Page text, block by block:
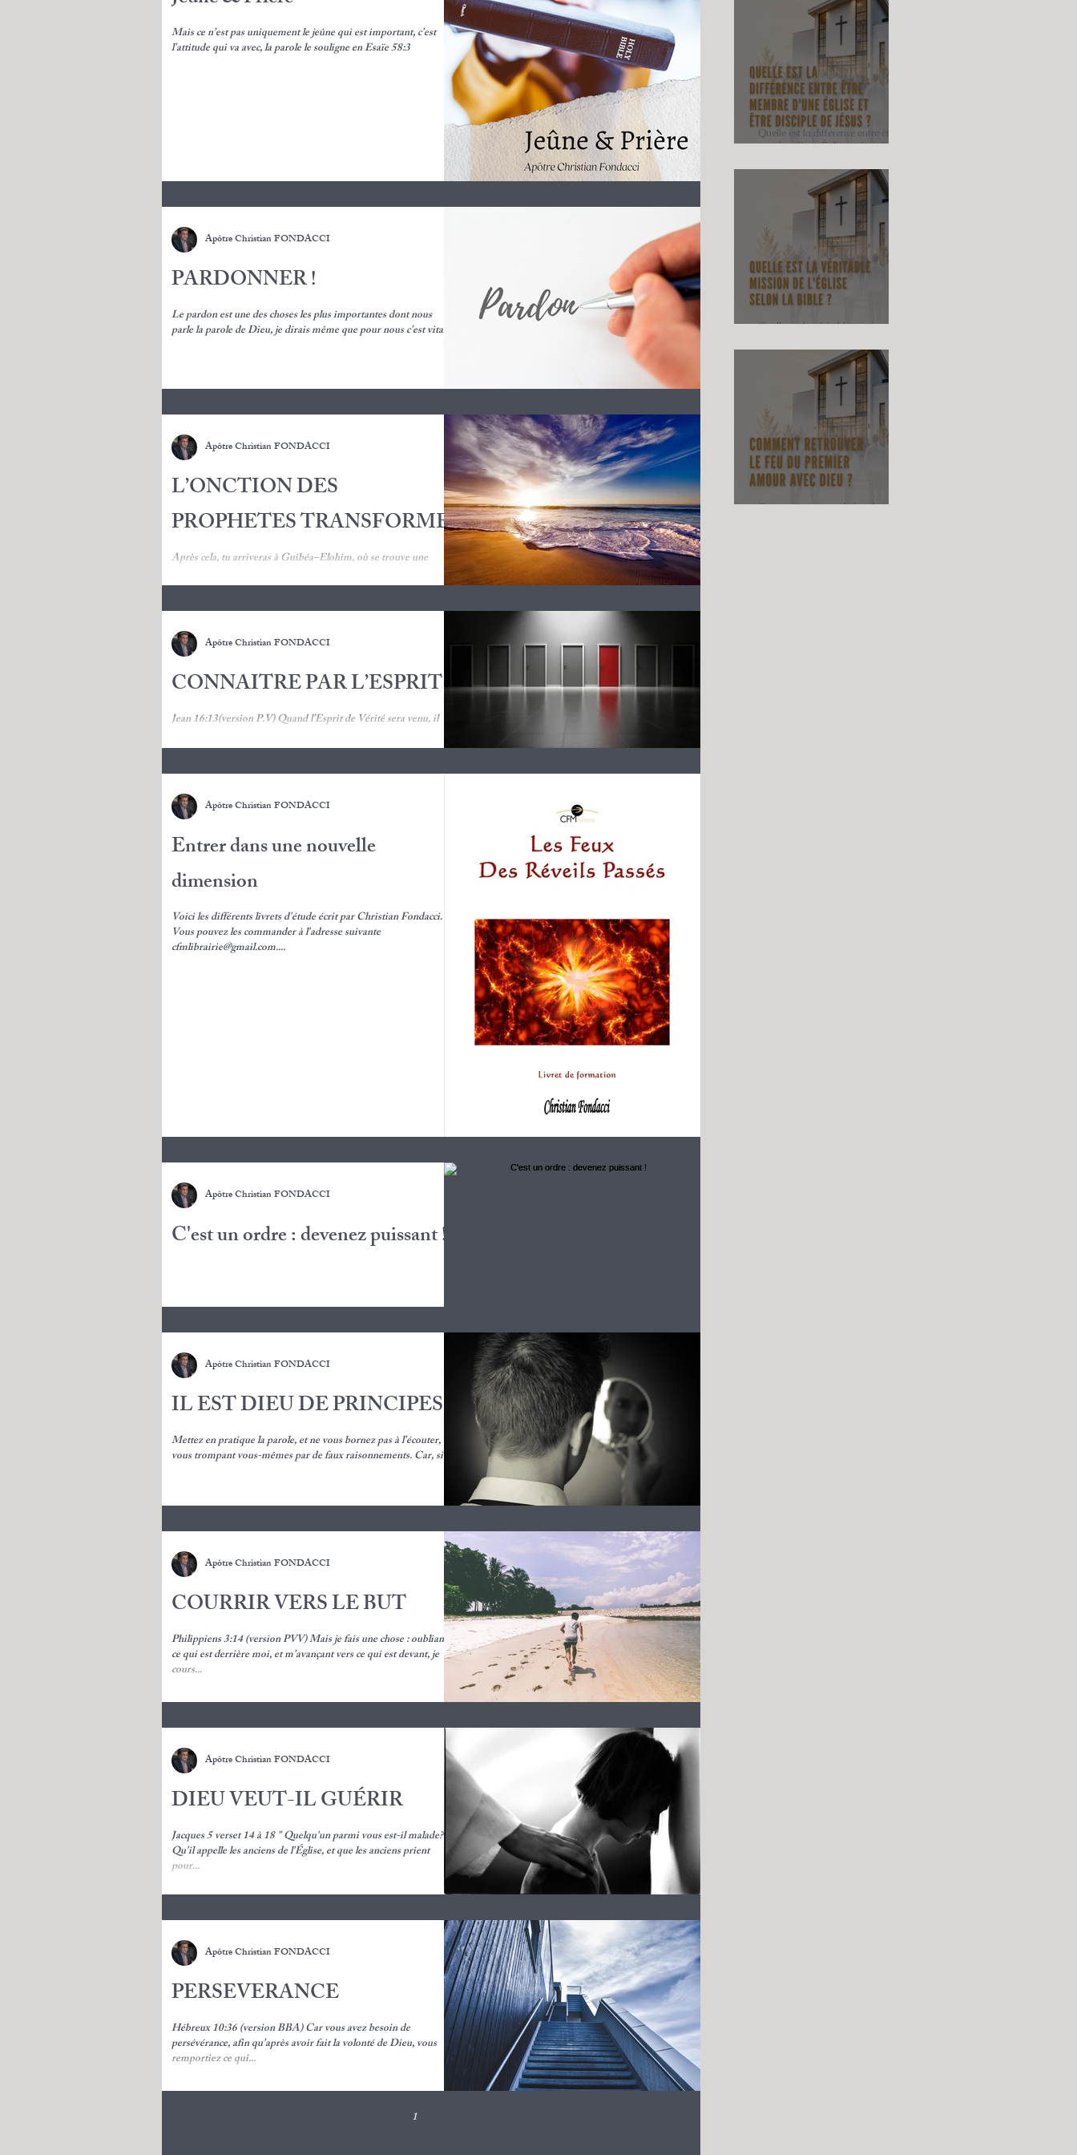
Mais ce n’est pas uniquement le jeûne qui est important, c’est
l’attitude qui va avec, la parole le souligne en Esaïe 58:3
PARDONNER !
Le pardon est une des choses les plus importantes dont nous
parle la parole de Dieu, je dirais même que pour nous c’est vital.
Apôtre Christian FONDACCI
L’ONCTION DES
PROPHETES TRANSFORME
Après cela, tu arriveras à Guibéa–Elohim, où se trouve une
une troupe...
Apôtre Christian FONDACCI
CONNAITRE PAR L’ESPRIT
Jean 16:13(version P.V) Quand l’Esprit de Vérité sera venu, il
Apôtre Christian FONDACCI
Entrer dans une nouvelle
dimension
Voici les différents livrets d'étude écrit par Christian Fondacci.
Vous pouvez les commander à l'adresse suivante
cfmlibrairie@gmail.com....
Apôtre Christian FONDACCI
C'est un ordre : devenez puissant !
Apôtre Christian FONDACCI
IL EST DIEU DE PRINCIPES
Mettez en pratique la parole, et ne vous bornez pas à l’écouter, en
vous trompant vous-mêmes par de faux raisonnements. Car, si...
Apôtre Christian FONDACCI
COURRIR VERS LE BUT
Philippiens 3:14 (version PVV) Mais je fais une chose : oubliant
ce qui est derrière moi, et m’avançant vers ce qui est devant, je
cours...
Apôtre Christian FONDACCI
DIEU VEUT-IL GUÉRIR
Jacques 5 verset 14 à 18 " Quelqu'un parmi vous est-il malade?
Qu'il appelle les anciens de l'Église, et que les anciens prient
pour...
Apôtre Christian FONDACCI
PERSEVERANCE
Hébreux 10:36 (version BBA) Car vous avez besoin de
persévérance, afin qu’après avoir fait la volonté de Dieu, vous
remportiez ce qui...
Apôtre Christian FONDACCI
1
Quelle est la différence entre être
membre d'une Église et être disciple
Quelle est la véritable mission de
Comment retrouver le feu du